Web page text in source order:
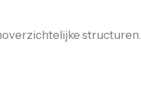
structuren.